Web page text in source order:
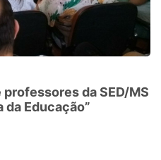
da SED/MS
Educação”